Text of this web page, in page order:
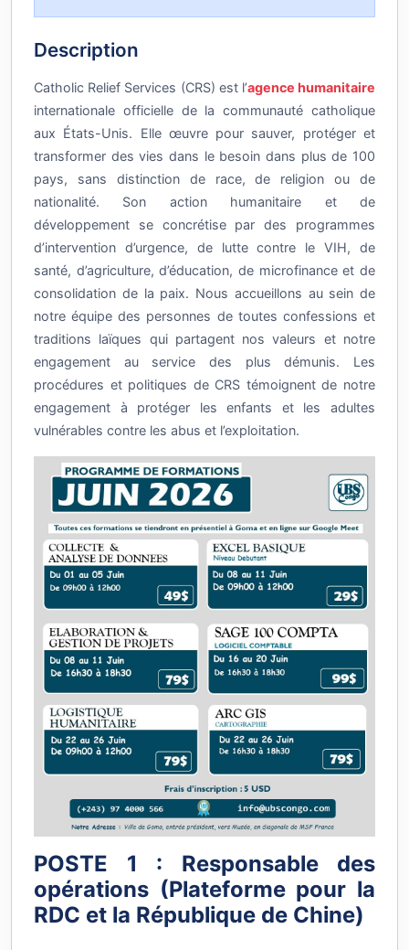
Description
Catholic Relief Services (CRS) est l’agence humanitaire
internationale officielle de la communauté catholique
aux États-Unis. Elle œuvre pour sauver, protéger et
transformer des vies dans le besoin dans plus de 100
pays, sans distinction de race, de religion ou de
nationalité. Son action humanitaire et de
développement se concrétise par des programmes
d’intervention d’urgence, de lutte contre le VIH, de
santé, d’agriculture, d’éducation, de microfinance et de
consolidation de la paix. Nous accueillons au sein de
notre équipe des personnes de toutes confessions et
traditions laïques qui partagent nos valeurs et notre
engagement au service des plus démunis. Les
procédures et politiques de CRS témoignent de notre
engagement à protéger les enfants et les adultes
vulnérables contre les abus et l’exploitation.
POSTE 1 : Responsable des
opérations (Plateforme pour la
RDC et la République de Chine)